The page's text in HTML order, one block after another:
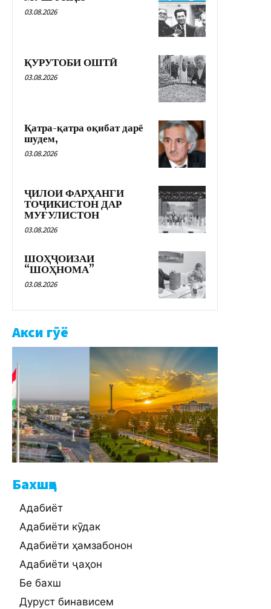
03.08.2026
ҚУРУТОБИ ОШТӢ
03.08.2026
Қатра-қатра оқибат дарё
шудем,
03.08.2026
ҶИЛОИ ФАРҲАНГИ
ТОҶИКИСТОН ДАР
МУҒУЛИСТОН
03.08.2026
ШОҲҶОИЗАИ
“ШОҲНОМА”
03.08.2026
Акси гӯё
Бахшҳо
Адабиёт
Адабиёти кӯдак
Адабиёти ҳамзабонон
Адабиёти ҷаҳон
Бе бахш
Дуруст бинависем